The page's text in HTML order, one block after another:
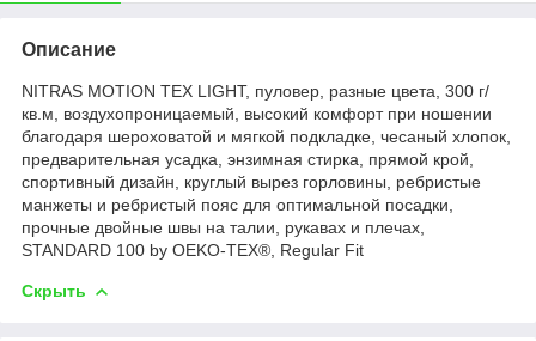
Описание
NITRAS MOTION TEX LIGHT, пуловер, разные цвета, 300 г/
кв.м, воздухопроницаемый, высокий комфорт при ношении
благодаря шероховатой и мягкой подкладке, чесаный хлопок,
предварительная усадка, энзимная стирка, прямой крой,
спортивный дизайн, круглый вырез горловины, ребристые
манжеты и ребристый пояс для оптимальной посадки,
прочные двойные швы на талии, рукавах и плечах,
STANDARD 100 by OEKO-TEX®, Regular Fit
Скрыть